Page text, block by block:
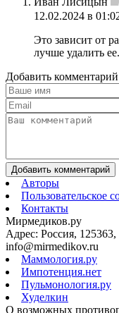
12.02.2024 в
Это зависит от
лучше удалить ее.
Добавить комментарий
Добавить комментарий
Авторы
Пользовательское
Контакты
Мирмедиков.ру
Адрес: Россия,
info@mirmedikov.ru
Маммология.ру
Импотенция.нет
Пульмонология.ру
Худелкин
О возможных